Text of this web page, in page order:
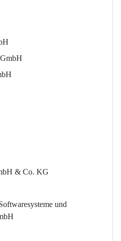
& Co. KG
und